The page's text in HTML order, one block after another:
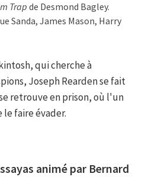
Trap de Desmond Bagley.
Sanda, James Mason, Harry
qui cherche à
Joseph Rearden se fait
retrouve en prison, où l'un
faire évader.
animé par Bernard